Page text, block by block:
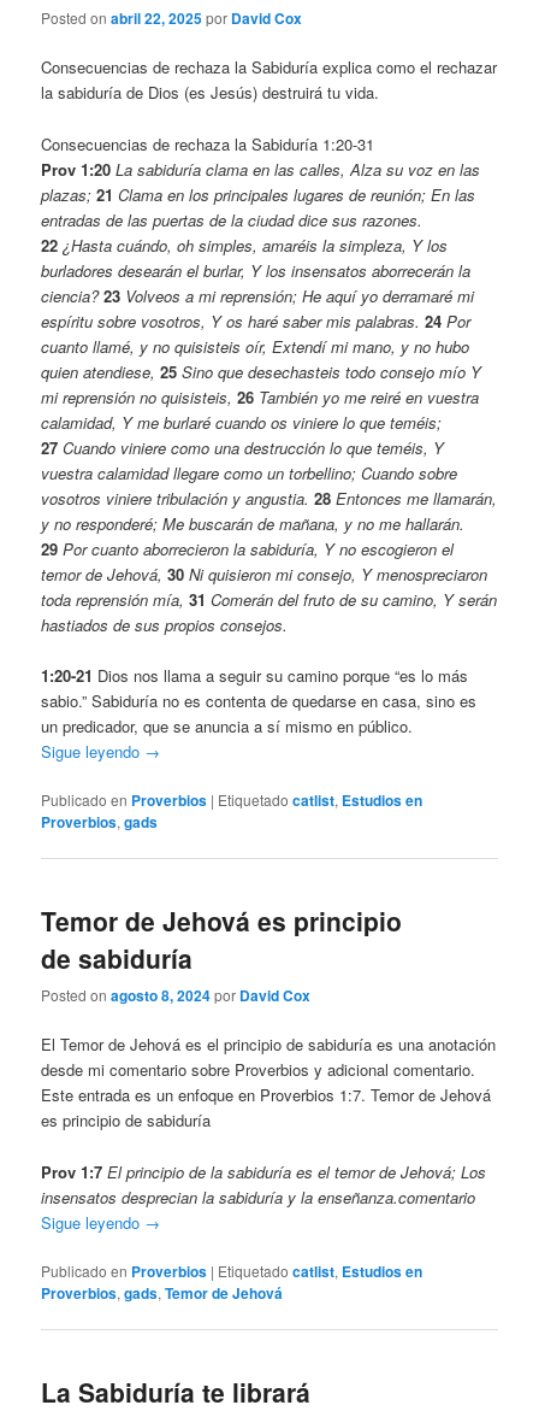
Posted onabril 22, 2025por David Cox
Consecuencias de rechaza la Sabiduría explica como el rechazar
la sabiduría de Dios (es Jesús) destruirá tu vida.
Consecuencias de rechaza la Sabiduría 1:20-31
Prov 1:20La sabiduría clama en las calles, Alza su voz en las
plazas;21Clama en los principales lugares de reunión; En las
entradas de las puertas de la ciudad dice sus razones.
22 ¿Hasta cuándo, oh simples, amaréis la simpleza, Y los
burladores desearán el burlar, Y los insensatos aborrecerán la
ciencia?23 Volveos a mi reprensión; He aquí yo derramaré mi
espíritu sobre vosotros, Y os haré saber mis palabras.24Por
cuanto llamé, y no quisisteis oír, Extendí mi mano, y no hubo
quien atendiese,25Sino que desechasteis todo consejo mío Y
mi reprensión no quisisteis,26 También yo me reiré en vuestra
calamidad, Y me burlaré cuando os viniere lo que teméis;
27Cuando viniere como una destrucción lo que teméis, Y
vuestra calamidad llegare como un torbellino; Cuando sobre
vosotros viniere tribulación y angustia.28Entonces me llamarán,
y no responderé; Me buscarán de mañana, y no me hallarán.
29Por cuanto aborrecieron la sabiduría, Y no escogieron el
temor de Jehová,30Ni quisieron mi consejo, Y menospreciaron
toda reprensión mía,31Comerán del fruto de su camino, Y serán
hastiados de sus propios consejos.
1:20-21 Dios nos llama a seguir su camino porque “es lo más
sabio.” Sabiduría no es contenta de quedarse en casa, sino es
un predicador, que se anuncia a sí mismo en público.
Sigue leyendo →
Publicado en Proverbios | Etiquetado catlist, Estudios en
Proverbios,gads
Temor de Jehová es principio
de sabiduría
Posted onagosto 8, 2024por David Cox
El Temor de Jehová es el principio de sabiduría es una anotación
desde mi comentario sobre Proverbios y adicional comentario.
Este entrada es un enfoque en Proverbios 1:7. Temor de Jehová
es principio de sabiduría
Prov 1:7El principio de la sabiduría es el temor de Jehová; Los
insensatos desprecian la sabiduría y la enseñanza.comentario
Sigue leyendo →
Publicado en Proverbios | Etiquetado catlist, Estudios en
Proverbios,gads,Temor de Jehová
La Sabiduría te librará